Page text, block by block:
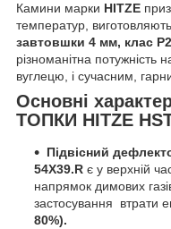
Камини марки HITZE
температур,
завтовшки 4 мм, клас
різноманітна потужність
вуглецю, і сучасним,
Основні
ТОПКИ HITZE
Підвісний
54X39.R є у верхній
напрямок димових
застосування втрати
80%).